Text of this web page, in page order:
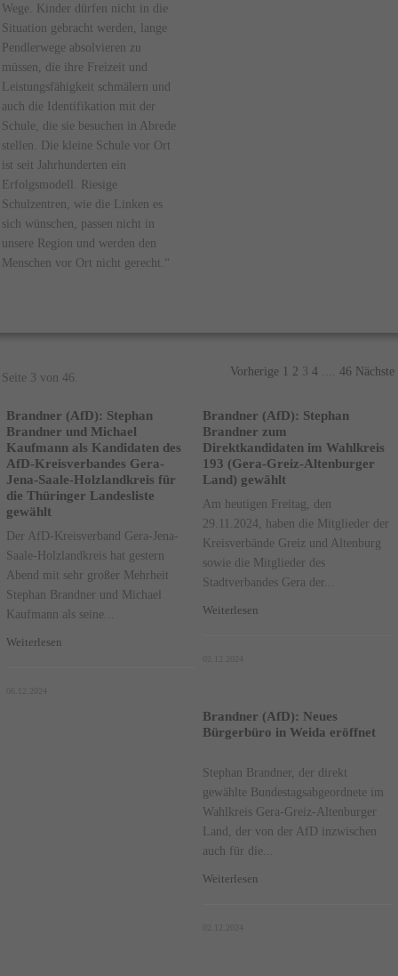
Wege. Kinder dürfen nicht in die
Situation gebracht werden, lange
Pendlerwege absolvieren zu
müssen, die ihre Freizeit und
Leistungsfähigkeit schmälern und
auch die Identifikation mit der
Schule, die sie besuchen in Abrede
stellen. Die kleine Schule vor Ort
ist seit Jahrhunderten ein
Erfolgsmodell. Riesige
Schulzentren, wie die Linken es
sich wünschen, passen nicht in
unsere Region und werden den
Menschen vor Ort nicht gerecht.“
Seite 3 von 46. Vorherige 1 2 3 4 46 Nächste
Brandner (AfD): Stephan
Brandner und Michael
Kaufmann als Kandidaten des
AfD-Kreisverbandes Gera-
Jena-Saale-Holzlandkreis für
die Thüringer Landesliste
gewählt
Der AfD-Kreisverband Gera-Jena-
Saale-Holzlandkreis hat gestern
Abend mit sehr großer Mehrheit
Stephan Brandner und Michael
Kaufmann als seine...
Weiterlesen
06.12.2024
Brandner (AfD): Stephan
Brandner zum
Direktkandidaten im Wahlkreis
193 (Gera-Greiz-Altenburger
Land) gewählt
Am heutigen Freitag, den
29.11.2024, haben die Mitglieder der
Kreisverbände Greiz und Altenburg
sowie die Mitglieder des
Stadtverbandes Gera der...
Weiterlesen
02.12.2024
Brandner (AfD): Neues
Bürgerbüro in Weida eröffnet
Stephan Brandner, der direkt
gewählte Bundestagsabgeordnete im
Wahlkreis Gera-Greiz-Altenburger
Land, der von der AfD inzwischen
auch für die...
Weiterlesen
02.12.2024